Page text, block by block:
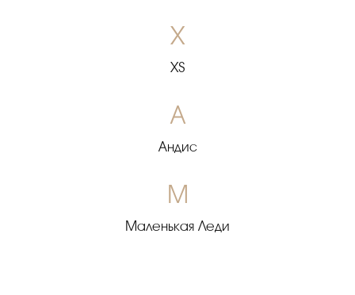
X
XS
А
Андис
М
Маленькая Леди